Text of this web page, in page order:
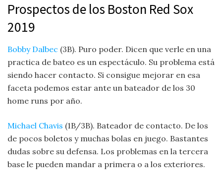
Prospectos de los Boston Red Sox
2019
Bobby Dalbec (3B). Puro poder. Dicen que verle en una
practica de bateo es un espectáculo. Su problema está
siendo hacer contacto. Si consigue mejorar en esa
faceta podemos estar ante un bateador de los 30
home runs por año.
Michael Chavis (1B/3B). Bateador de contacto. De los
de pocos boletos y muchas bolas en juego. Bastantes
dudas sobre su defensa. Los problemas en la tercera
base le pueden mandar a primera o a los exteriores.